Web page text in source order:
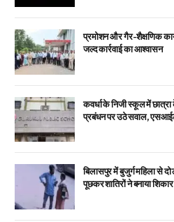
प्रमोशन और गैर-शैक्षणिक
जल्द कार्रवाई का आश्वासन
कवर्धा के निजी स्कूल में
प्रबंधन पर उठे सवाल,
बिलासपुर में बुजुर्ग महिला से
पूछकर शातिरों ने बनाया शिकार